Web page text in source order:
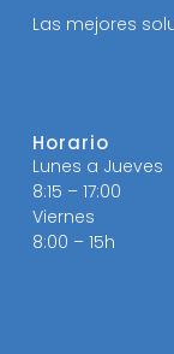
Las mejores
Horario
Lunes a Jueves
8:15 – 17:00
Viernes
8:00 – 15h